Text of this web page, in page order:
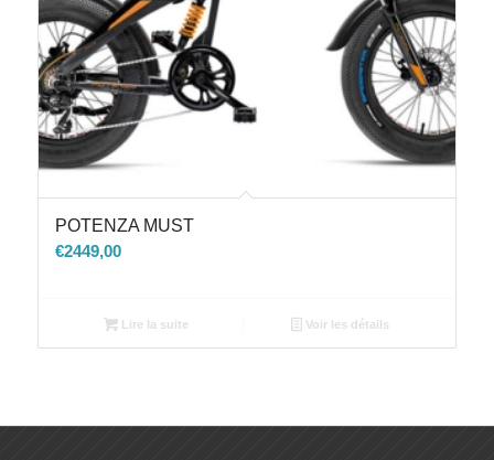
POTENZA MUST
€2449,00
Lire la suite Voir les détails